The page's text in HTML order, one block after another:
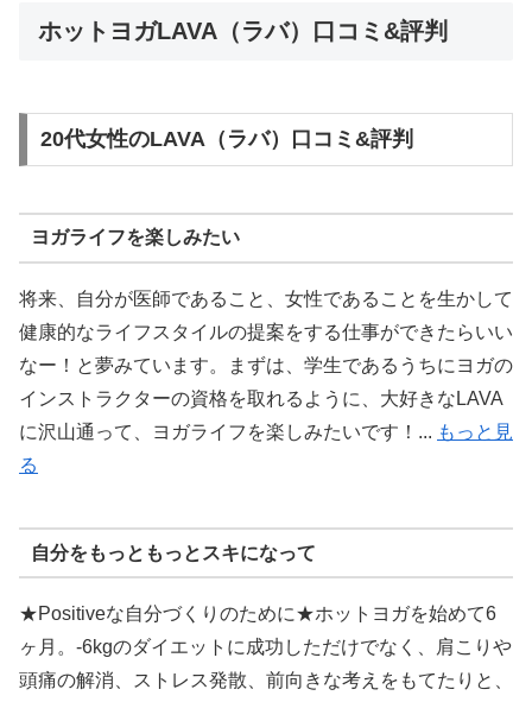
ホットヨガLAVA（ラバ）口コミ&評判
20代女性のLAVA（ラバ）口コミ&評判
ヨガライフを楽しみたい
将来、自分が医師であること、女性であることを生かして
健康的なライフスタイルの提案をする仕事ができたらいい
なー！と夢みています。まずは、学生であるうちにヨガの
インストラクターの資格を取れるように、大好きなLAVA
に沢山通って、ヨガライフを楽しみたいです！... もっと見
る
自分をもっともっとスキになって
★Positiveな自分づくりのために★ホットヨガを始めて6
ヶ月。-6kgのダイエットに成功しただけでなく、肩こりや
頭痛の解消、ストレス発散、前向きな考えをもてたりと、